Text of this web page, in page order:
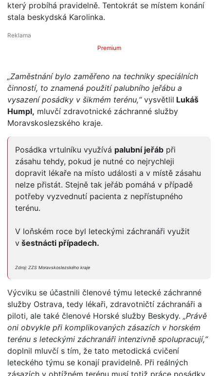
který probíhá pravidelně. Tentokrát se místem konání
stala beskydská Karolinka.
Premium
„Zaměstnání bylo zaměřeno na techniky speciálních
činností, to znamená použití palubního jeřábu a
vysazení posádky v šikmém terénu,“ vysvětlil Lukáš
Humpl, mluvčí zdravotnické záchranné služby
Moravskoslezského kraje.
Posádka vrtulníku využívá palubní jeřáb při
zásahu tehdy, pokud je nutné co nejrychleji
dopravit lékaře na místo události a v místě zásahu
nelze přistát. Stejně tak jeřáb pomáhá v případě
potřeby vyzvednutí pacienta z nepřístupného
terénu.
V loňském roce byl leteckými záchranáři využit
v šestnácti případech.
Zdroj: ZZS Moravskoslezského kraje
Výcviku se účastnili členové týmu letecké záchranné
služby Ostrava, tedy lékaři, zdravotničtí záchranáři a
piloti, ale také členové Horské služby Beskydy. „Právě
oni obvykle při komplikovaných zásazích v horském
terénu s leteckými záchranáři intenzivně spolupracují,“
doplnil mluvčí s tím, že tato metodická cvičení
leteckého týmu se konají pravidelně. Při reálných